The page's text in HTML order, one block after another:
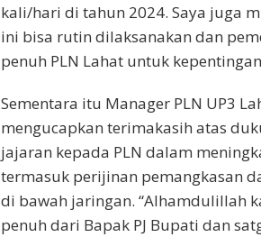
kali/hari di tahun 2024. Saya juga
ini bisa rutin dilaksanakan dan
penuh PLN Lahat untuk
Sementara itu Manager PLN UP3
mengucapkan terimakasih atas
jajaran kepada PLN dalam
termasuk perijinan pemangkasan
di bawah jaringan. “Alhamdulillah
penuh dari Bapak PJ Bupati dan